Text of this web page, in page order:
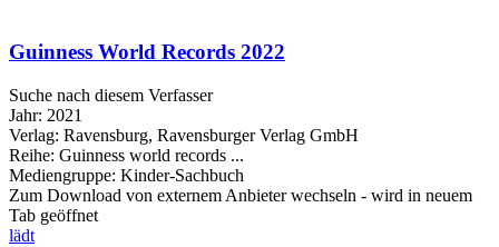
Guinness World Records 2022
Suche nach diesem Verfasser
Jahr: 2021
Verlag: Ravensburg, Ravensburger Verlag GmbH
Reihe: Guinness world records ...
Mediengruppe: Kinder-Sachbuch
Zum Download von externem Anbieter wechseln - wird in neuem
Tab geöffnet
lädt